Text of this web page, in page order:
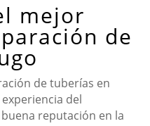
mejor
de
de tuberías en
del
reputación en la